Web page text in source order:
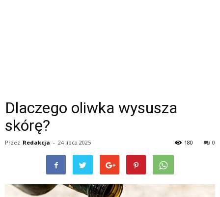
Dlaczego oliwka wysusza
skórę?
Przez Redakcja - 24 lipca 2025 0
180